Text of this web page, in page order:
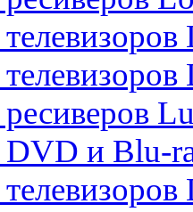
DVD и Blu-